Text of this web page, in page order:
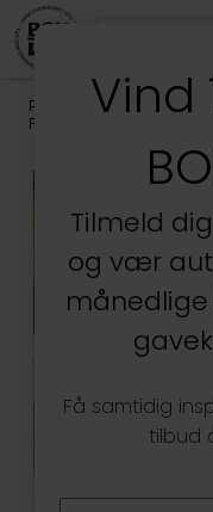
Produkter /Køkken /
FødevarerVind
Tilmeld
og vær
Få samtidig
tilbud